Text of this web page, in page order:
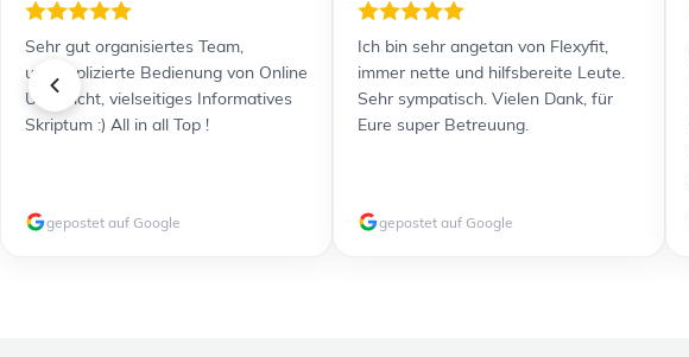
Sehr gut organisiertes Team,
unkomplizierte Bedienung von Online
Unterricht, vielseitiges Informatives
Skriptum :) All in all Top !
gepostet auf Google
Ich bin sehr angetan von Flexyfit,
immer nette und hilfsbereite Leute.
Sehr sympatisch. Vielen Dank, für
Eure super Betreuung.
gepostet auf Google